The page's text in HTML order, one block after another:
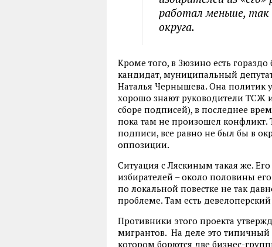
работал меньше, так
округа.
Кроме того, в Зюзино есть
кандидат, муниципальный
Наталья Чернышева. Она политик
хорошо знают руководители ТСЖ
сборе подписей), в последнее
пока там не произошел конфликт.
подписи, все равно не был бы в
оппозиции.
Ситуация с Ляскиным такая же.
избирателей – около половины
по локальной повестке не так
проблеме. Там есть
Противники этого проекта
мигрантов. На деле это
котором борются две бизнес-